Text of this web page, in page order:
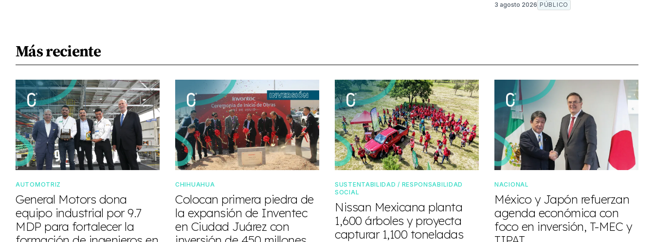
3 agosto 2026 PÚBLICO
Más reciente
AUTOMOTRIZ
General Motors dona
equipo industrial por 9.7
MDP para fortalecer la
CHIHUAHUA
Colocan primera piedra de
la expansión de Inventec
en Ciudad Juárez con
SUSTENTABILIDAD / RESPONSABILIDAD
SOCIAL
Nissan Mexicana planta
1,600 árboles y proyecta
capturar 1,100 toneladas
NACIONAL
México y Japón refuerzan
agenda económica con
foco en inversión, T-MEC y